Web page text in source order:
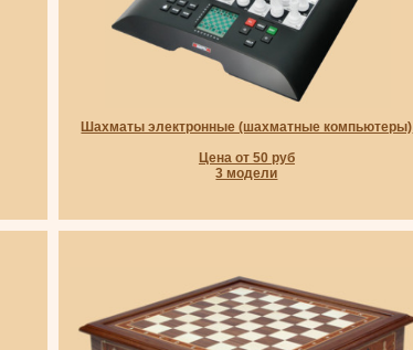
Шахматы электронные (шахматные компьютеры)
Цена от 50 руб
3 модели